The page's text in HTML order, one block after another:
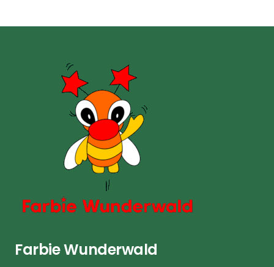
Farbie Wunderwald